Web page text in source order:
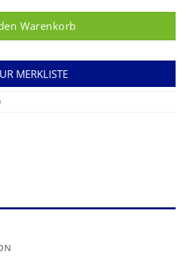
Warenkorb
MERKLISTE